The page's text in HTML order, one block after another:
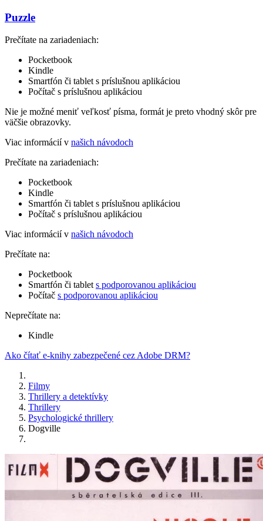
Puzzle
Prečítate na zariadeniach:
Pocketbook
Kindle
Smartfón či tablet s príslušnou aplikáciou
Počítač s príslušnou aplikáciou
Nie je možné meniť veľkosť písma, formát je preto vhodný skôr pre
väčšie obrazovky.
Viac informácií v našich návodoch
Prečítate na zariadeniach:
Pocketbook
Kindle
Smartfón či tablet s príslušnou aplikáciou
Počítač s príslušnou aplikáciou
Viac informácií v našich návodoch
Prečítate na:
Pocketbook
Smartfón či tablet s podporovanou aplikáciou
Počítač s podporovanou aplikáciou
Neprečítate na:
Kindle
Ako čítať e-knihy zabezpečené cez Adobe DRM?
Filmy
Thrillery a detektívky
Thrillery
Psychologické thrillery
Dogville